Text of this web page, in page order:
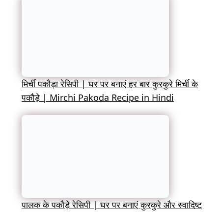
मिर्ची पकौड़ा रेसिपी | घर पर बनाएं हर बार कुरकुरे मिर्ची के
पकौड़े | Mirchi Pakoda Recipe in Hindi
पालक के पकौड़े रेसिपी | घर पर बनाएं कुरकुरे और स्वादिष्ट